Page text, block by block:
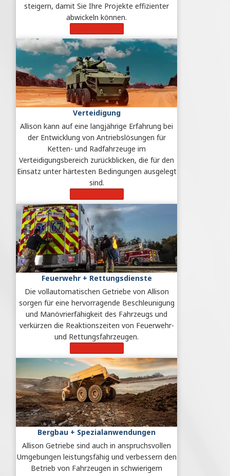
steigern, damit Sie Ihre Projekte effizienter
abwickeln können.
Verteidigung
Allison kann auf eine langjährige Erfahrung bei
der Entwicklung von Antriebslösungen für
Ketten- und Radfahrzeuge im
Verteidigungsbereich zurückblicken, die für den
Einsatz unter härtesten Bedingungen ausgelegt
sind.
Feuerwehr + Rettungsdienste
Die vollautomatischen Getriebe von Allison
sorgen für eine hervorragende Beschleunigung
und Manövrierfähigkeit des Fahrzeugs und
verkürzen die Reaktionszeiten von Feuerwehr-
und Rettungsfahrzeugen.
Bergbau + Spezialanwendungen
Allison Getriebe sind auch in anspruchsvollen
Umgebungen leistungsfähig und verbessern den
Betrieb von Fahrzeugen in schwierigem